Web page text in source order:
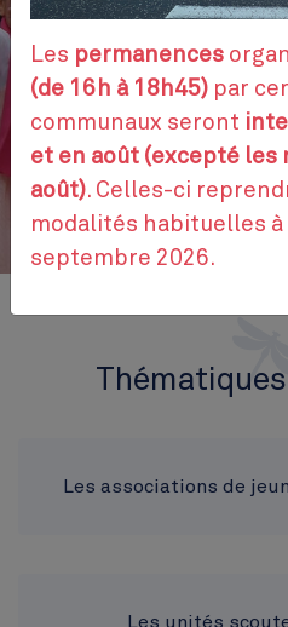
RENDEZ-
CONTACTEZ-
Les associations de
Les unités
Les permanences
(de 16h à 18h45) par
communaux seront
et en août (excepté les
août). Celles-ci
modalités habituelles
septembre 2026.